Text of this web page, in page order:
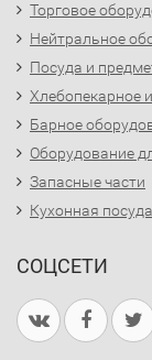
Торговое
Нейтральное
Посуда и
Хлебопекарное
Барное
Оборудование
Запасные части
Кухонная
СОЦСЕТИ